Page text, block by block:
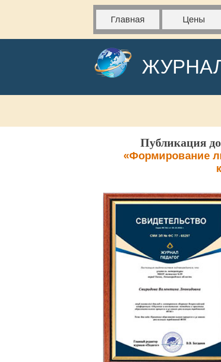
Главная Цены
Публикация
«Формирование